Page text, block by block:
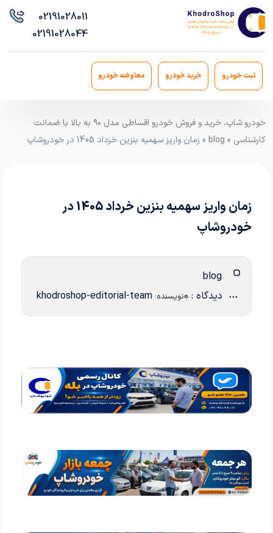
02191028011
02191028044
ثبت خودرو خرید خودرو معاوضه خودرو
خودرو شاپ، خرید و فروش خودرو اقساطی مدل ۹۰ به بالا با ضمانت
کارشناسی »
blog » زمان واریز سهمیه بنزین خرداد 1405 در خودروشاپ
زمان واریز سهمیه بنزین خرداد 1405 در
خودروشاپ
دیدگاه : 0 نویسنده: khodroshop-editorial-team